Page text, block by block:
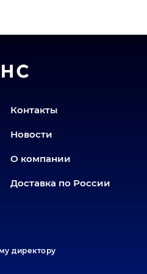
Контакты
Новости
О компании
Доставка по России
директору